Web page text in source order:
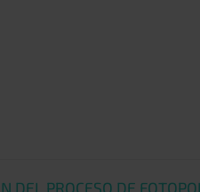
DEL PROCESO DE